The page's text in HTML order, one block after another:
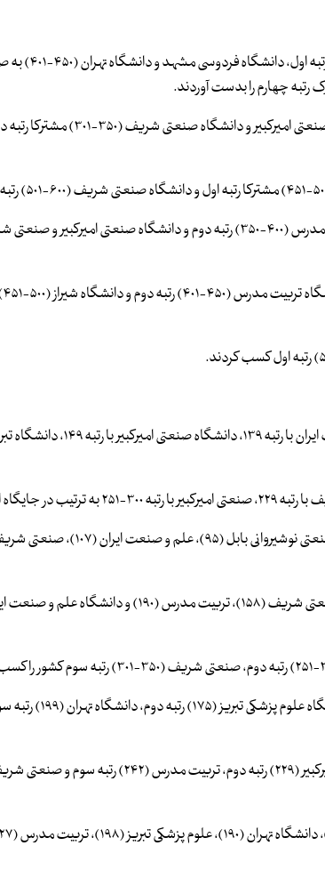
دهقانی در ادامه افزود: در
در رشته علوم کامپیوتر و اطلاعات دانشگاه تهران ۲۱۰ رتبه اول
در
در رشته مهندسی پزشکی دانشگاه علوم